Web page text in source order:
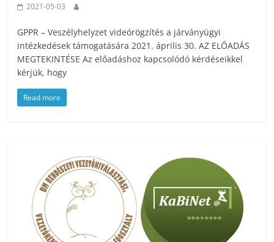
2021-05-03
GPPR – Veszélyhelyzet videórögzítés a járványügyi
intézkedések támogatására 2021. április 30. AZ ELŐADÁS
MEGTEKINTÉSE Az előadáshoz kapcsolódó kérdéseikkel
kérjük, hogy
Read more